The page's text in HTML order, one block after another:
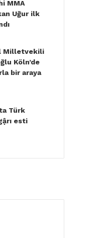
MMA
Uğur ilk
Milletvekili
Köln’de
bir araya
Türk
esti